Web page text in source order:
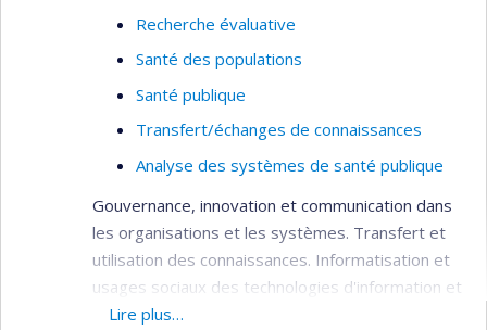
Recherche évaluative
Santé des populations
Santé publique
Transfert/échanges de connaissances
Analyse des systèmes de santé publique
Gouvernance, innovation et communication dans
les organisations et les systèmes. Transfert et
utilisation des connaissances. Informatisation et
usages sociaux des technologies d'information et
de communication. Responsabilisation et
Lire plus…